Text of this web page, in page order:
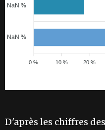
NaN %
NaN %
20 %
10 %
0 %
D'après les chiffres